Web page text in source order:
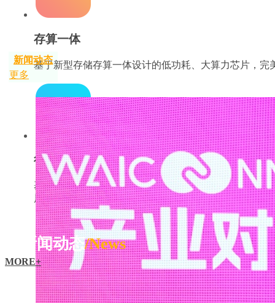
存算一体
基于新型存储存算一体设计的低功耗、大算力芯片，
行业翘楚
基于新型存储存算一体芯片技术得到了国内外同行的
展迅猛
新闻动态
更多
新闻动态/News
MORE+